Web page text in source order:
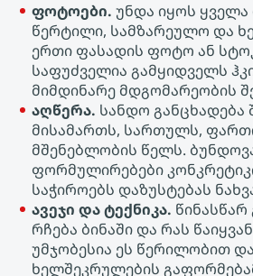
ფოტოები. უნდა იყოს
წერტილი, სამზარეულო და
ერთი ფასადის ფოტო ან
საფუძველია გამყიდველს
მიმდინარე მდგომარეობის
აღწერა. სანდო განცხადება
მისამართს, სართულს,
მშენებლობის წელს.
ფორმულირებები
საჭიროებს დაზუსტებას
ავეჯი და ტექნიკა. წინასწარ
რჩება ბინაში და რას
უმჯობესია ეს წერილობით
ხელშეკრულების